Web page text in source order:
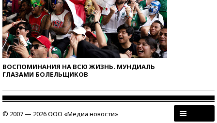
ВОСПОМИНАНИЯ НА ВСЮ ЖИЗНЬ. МУНДИАЛЬ
ГЛАЗАМИ БОЛЕЛЬЩИКОВ
© 2007 — 2026 ООО «Медиа новости»